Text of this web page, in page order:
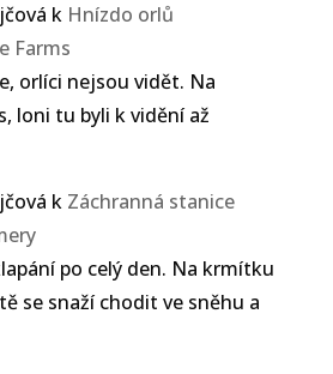
k Hnízdo orlů
Farms
orlíci nejsou vidět. Na
loni tu byli k vidění až
k Záchranná stanice
po celý den. Na krmítku
se snaží chodit ve sněhu a